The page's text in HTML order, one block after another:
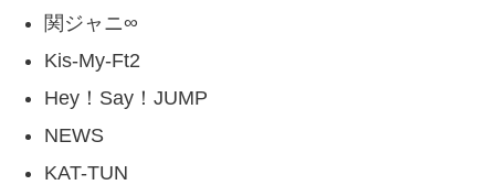
関ジャニ∞
Kis-My-Ft2
Hey！Say！JUMP
NEWS
KAT-TUN